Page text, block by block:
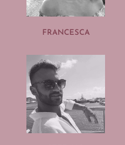
FRANCESCA